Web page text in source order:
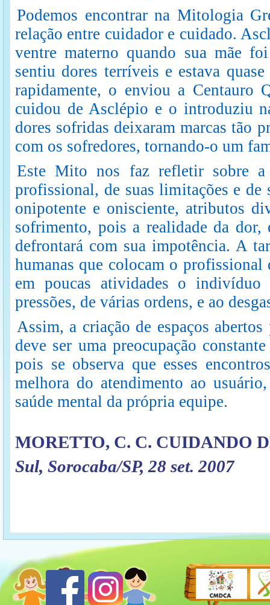
Podemos encontrar na Mitologia
relação entre cuidador e cuidado.
ventre materno quando sua mãe
sentiu dores terríveis e estava
rapidamente, o enviou a Centauro
cuidou de Asclépio e o introduziu
dores sofridas deixaram marcas tão
com os sofredores, tornando-o um
Este Mito nos faz refletir sobre a
profissional, de suas limitações e de
onipotente e onisciente, atributos
sofrimento, pois a realidade da dor,
defrontará com sua impotência. A
humanas que colocam o
em poucas atividades o indivíduo
pressões, de várias ordens, e ao
Assim, a criação de espaços
deve ser uma preocupação
pois se observa que esses
melhora do atendimento ao
saúde mental da própria equipe.
MORETTO, C. C. CUIDANDO
Sul, Sorocaba/SP, 28 set. 2007